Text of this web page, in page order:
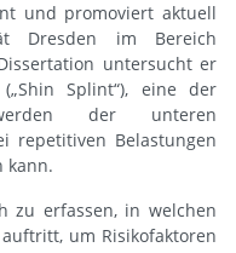
und promoviert aktuell
Dresden im Bereich
untersucht er
Splint“), eine der
der unteren
repetitiven Belastungen
kann.
zu erfassen, in welchen
um Risikofaktoren